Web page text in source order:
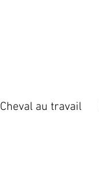
Cheval au travail